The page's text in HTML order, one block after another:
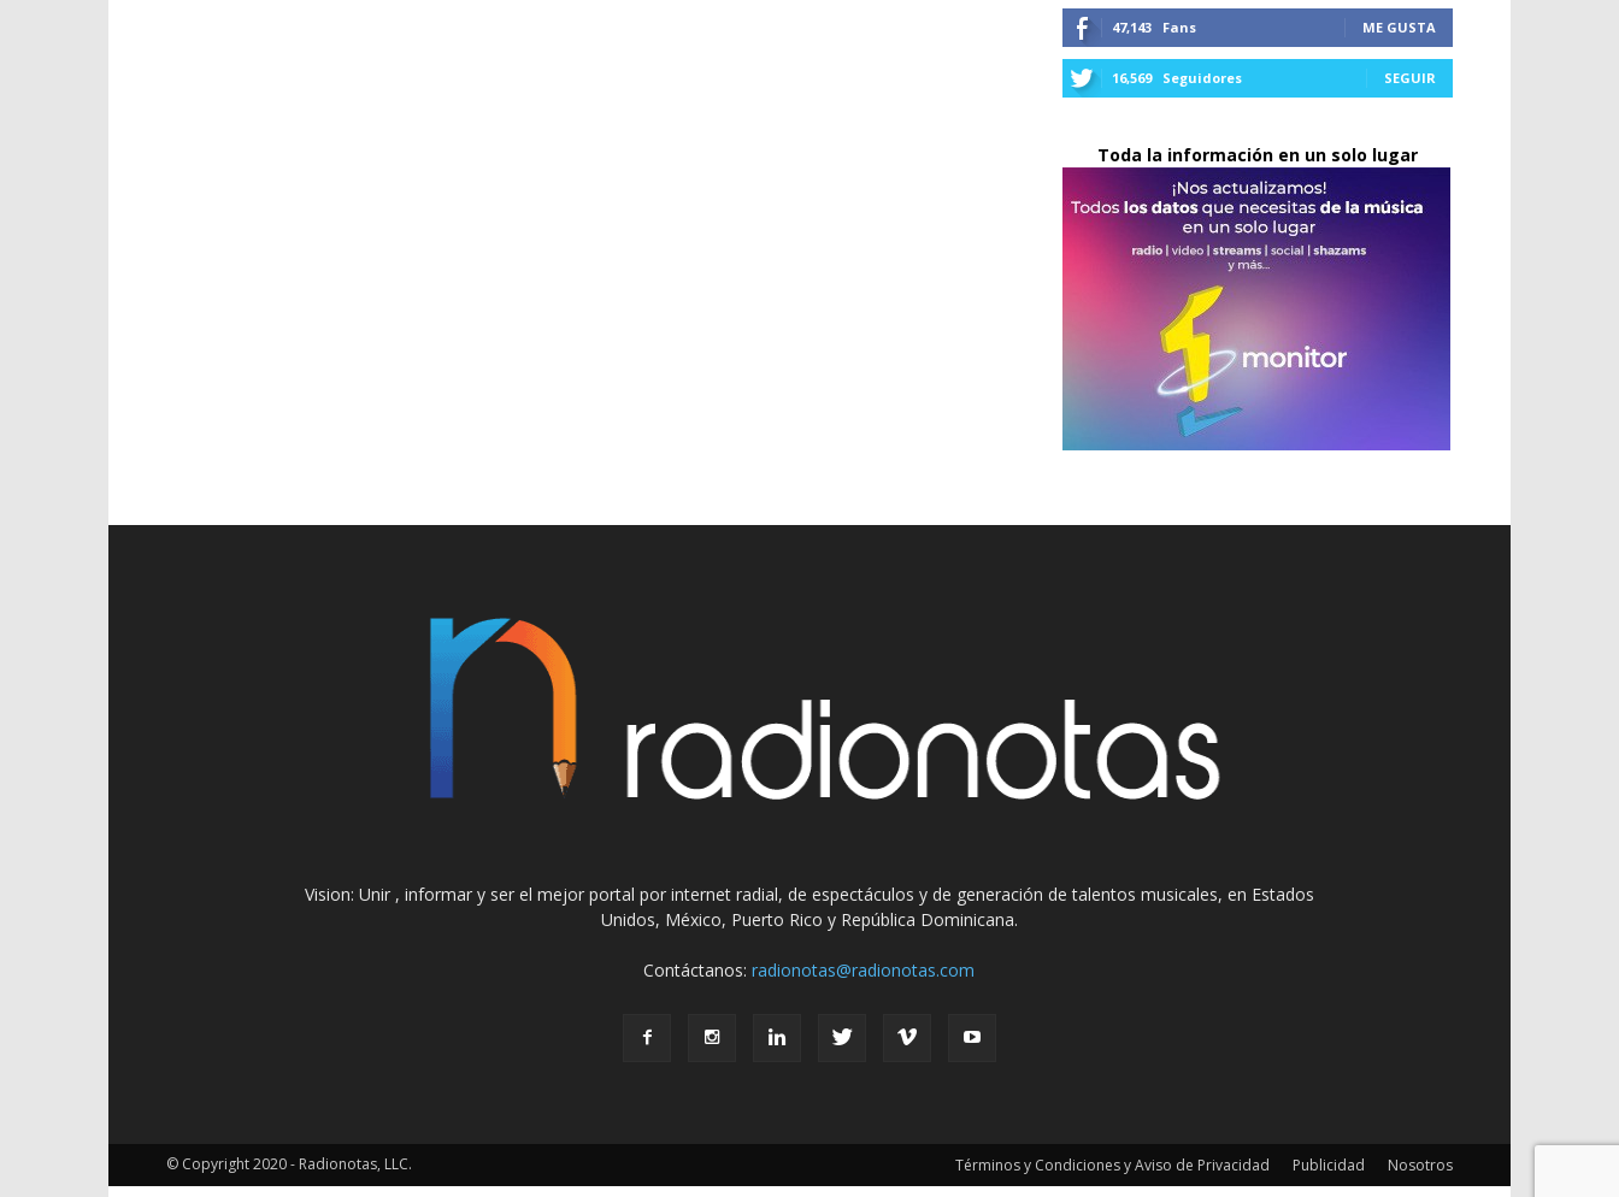
47,143 Fans ME GUSTA
16,569 Seguidores SEGUIR
Toda la información en un solo lugar
Vision: Unir , informar y ser el mejor portal por internet radial, de espectáculos y de generación de talentos musicales, en Estados
Unidos, México, Puerto Rico y República Dominicana.
Contáctanos:radionotas@radionotas.com
Términos y Condiciones y Aviso de Privacidad Publicidad Nosotros
© Copyright 2020 - Radionotas, LLC.